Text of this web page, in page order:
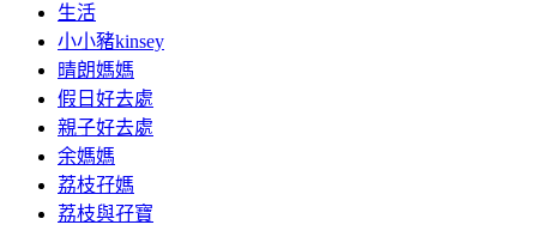
生活
小小豬kinsey
晴朗媽媽
假日好去處
親子好去處
余媽媽
荔枝孖媽
荔枝與孖寶